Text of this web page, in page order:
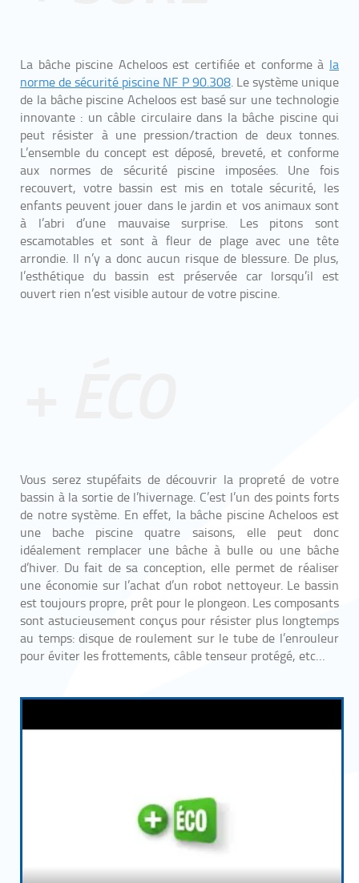
La bâche piscine Acheloos est certifiée et conforme à la
norme de sécurité piscine NF P 90.308. Le système unique
de la bâche piscine Acheloos est basé sur une technologie
innovante : un câble circulaire dans la bâche piscine qui
peut résister à une pression/traction de deux tonnes.
L’ensemble du concept est déposé, breveté, et conforme
aux normes de sécurité piscine imposées. Une fois
recouvert, votre bassin est mis en totale sécurité, les
enfants peuvent jouer dans le jardin et vos animaux sont
à l’abri d’une mauvaise surprise. Les pitons sont
escamotables et sont à fleur de plage avec une tête
arrondie. Il n’y a donc aucun risque de blessure. De plus,
l’esthétique du bassin est préservée car lorsqu’il est
ouvert rien n’est visible autour de votre piscine.
Vous serez stupéfaits de découvrir la propreté de votre
bassin à la sortie de l’hivernage. C’est l’un des points forts
de notre système. En effet, la bâche piscine Acheloos est
une bache piscine quatre saisons, elle peut donc
idéalement remplacer une bâche à bulle ou une bâche
d’hiver. Du fait de sa conception, elle permet de réaliser
une économie sur l’achat d’un robot nettoyeur. Le bassin
est toujours propre, prêt pour le plongeon. Les composants
sont astucieusement conçus pour résister plus longtemps
au temps: disque de roulement sur le tube de l’enrouleur
pour éviter les frottements, câble tenseur protégé, etc…